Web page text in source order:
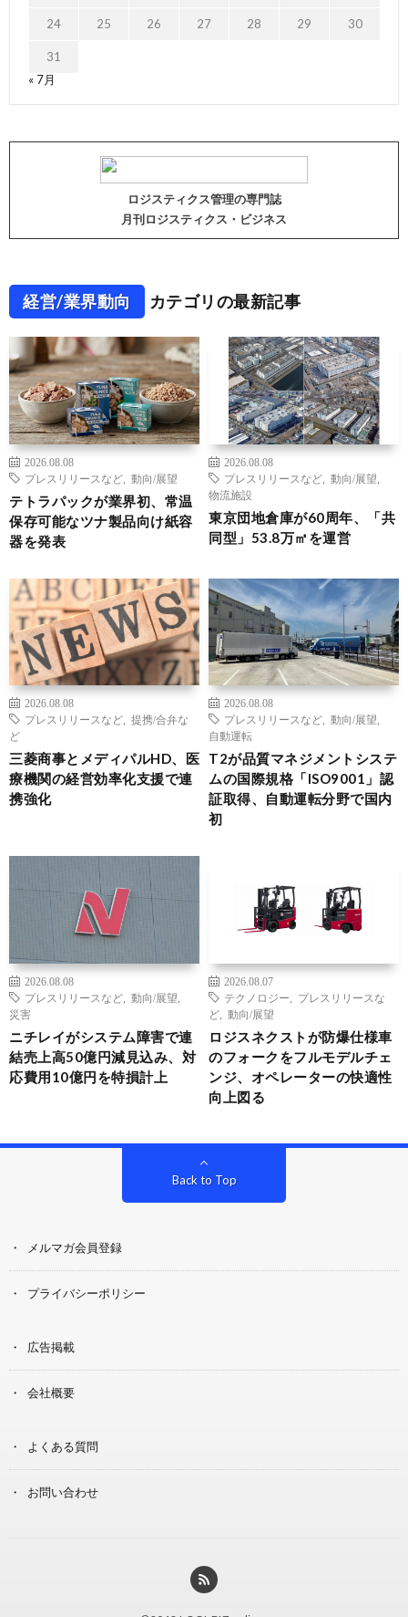
24 25 26 27 28 29 30
31
« 7月
ロジスティクス管理の専門誌
月刊ロジスティクス・ビジネス
経営/業界動向 カテゴリの最新記事
2026.08.08
プレスリリースなど
動向/展望
テトラパックが業界初、常温
保存可能なツナ製品向け紙容
器を発表
2026.08.08
プレスリリースなど
動向/展望
物流施設
東京団地倉庫が60周年、「共
同型」53.8万㎡を運営
2026.08.08
プレスリリースなど
提携/合弁な
ど
三菱商事とメディパルHD、医
療機関の経営効率化支援で連
携強化
2026.08.08
プレスリリースなど
動向/展望
自動運転
T2が品質マネジメントシステ
ムの国際規格「ISO9001」認
証取得、自動運転分野で国内
初
2026.08.08
プレスリリースなど
動向/展望
災害
ニチレイがシステム障害で連
結売上高50億円減見込み、対
応費用10億円を特損計上
2026.08.07
テクノロジー
プレスリリースな
ど
動向/展望
ロジスネクストが防爆仕様車
のフォークをフルモデルチェ
ンジ、オペレーターの快適性
向上図る
Back to Top
メルマガ会員登録
プライバシーポリシー
広告掲載
会社概要
よくある質問
お問い合わせ